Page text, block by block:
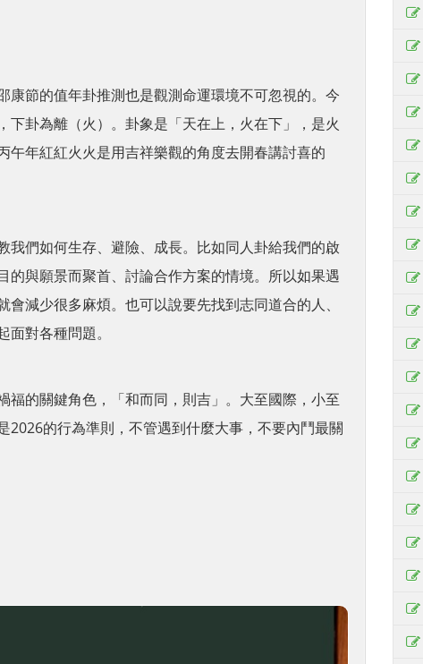
節的值年卦推測也是觀測命運環境不可忽視的。今
卦為離（火）。卦象是「天在上，火在下」，是火
年紅紅火火是用吉祥樂觀的角度去開春講討喜的
們如何生存、避險、成長。比如同人卦給我們的啟
與願景而聚首、討論合作方案的情境。所以如果遇
減少很多麻煩。也可以說要先找到志同道合的人、
對各種問題。
的關鍵角色，「和而同，則吉」。大至國際，小至
的行為準則，不管遇到什麼大事，不要內鬥最關